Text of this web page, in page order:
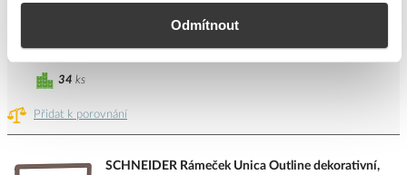
Odmítnout
Přidat k porovnání
34 ks
SCHNEIDER Rámeček Unica Outline dekorativní,